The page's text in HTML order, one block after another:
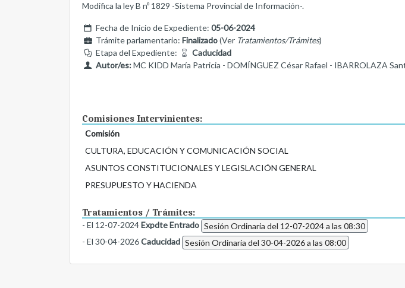
Modifica la ley B nº 1829 -Sistema Provincial de Información-.
Fecha de Inicio de Expediente: 05-06-2024
Trámite parlamentario: Finalizado(Ver Tratamientos/Trámites)
Etapa del Expediente:
Caducidad
Autor/es:MC KIDD María Patricia - DOMÍNGUEZ César Rafael - IBARROLAZA
Comisiones Intervinientes:
Comisión
CULTURA, EDUCACIÓN Y COMUNICACIÓN SOCIAL
ASUNTOS CONSTITUCIONALES Y LEGISLACIÓN GENERAL
PRESUPUESTO Y HACIENDA
Tratamientos / Trámites:
- El 12-07-2024Expdte Entrado Sesión Ordinaria del 12-07-2024 a las 08:30
- El 30-04-2026Caducidad Sesión Ordinaria del 30-04-2026 a las 08:00